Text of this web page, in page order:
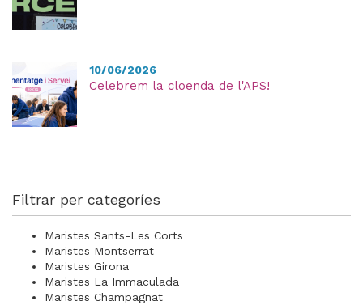
10/06/2026
Celebrem la cloenda de l'APS!
Filtrar per categoríes
Maristes Sants-Les Corts
Maristes Montserrat
Maristes Girona
Maristes La Immaculada
Maristes Champagnat